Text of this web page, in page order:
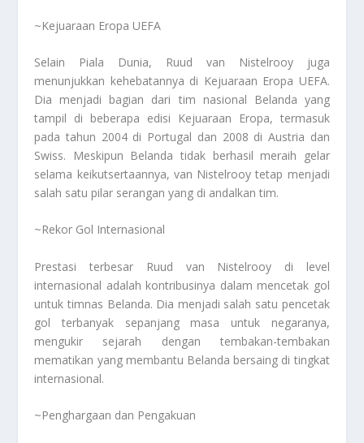
~Kejuaraan Eropa UEFA
Selain Piala Dunia, Ruud van Nistelrooy juga
menunjukkan kehebatannya di Kejuaraan Eropa UEFA.
Dia menjadi bagian dari tim nasional Belanda yang
tampil di beberapa edisi Kejuaraan Eropa, termasuk
pada tahun 2004 di Portugal dan 2008 di Austria dan
Swiss. Meskipun Belanda tidak berhasil meraih gelar
selama keikutsertaannya, van Nistelrooy tetap menjadi
salah satu pilar serangan yang di andalkan tim.
~Rekor Gol Internasional
Prestasi terbesar Ruud van Nistelrooy di level
internasional adalah kontribusinya dalam mencetak gol
untuk timnas Belanda. Dia menjadi salah satu pencetak
gol terbanyak sepanjang masa untuk negaranya,
mengukir sejarah dengan tembakan-tembakan
mematikan yang membantu Belanda bersaing di tingkat
internasional.
~Penghargaan dan Pengakuan